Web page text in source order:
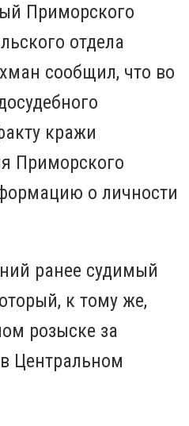
Приморского
отдела
сообщил, что во
кражи
Приморского
о личности
ранее судимый
к тому же,
розыске за
Центральном